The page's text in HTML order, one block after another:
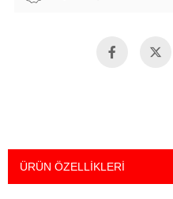
ÜRÜN ÖZELLIKLERI